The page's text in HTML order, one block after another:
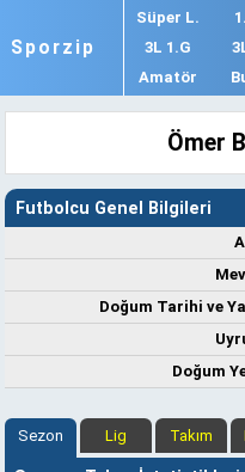
Sporzip
Süper L.
3L 1.G
Amatör
Ömer
Futbolcu Genel Bilgileri
Doğum Tarihi ve
Doğum
Sezon Lig Takım